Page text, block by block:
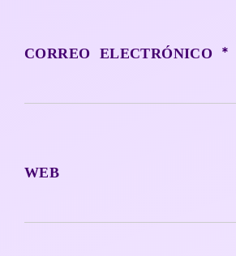
CORREO ELECTRÓNICO *
WEB